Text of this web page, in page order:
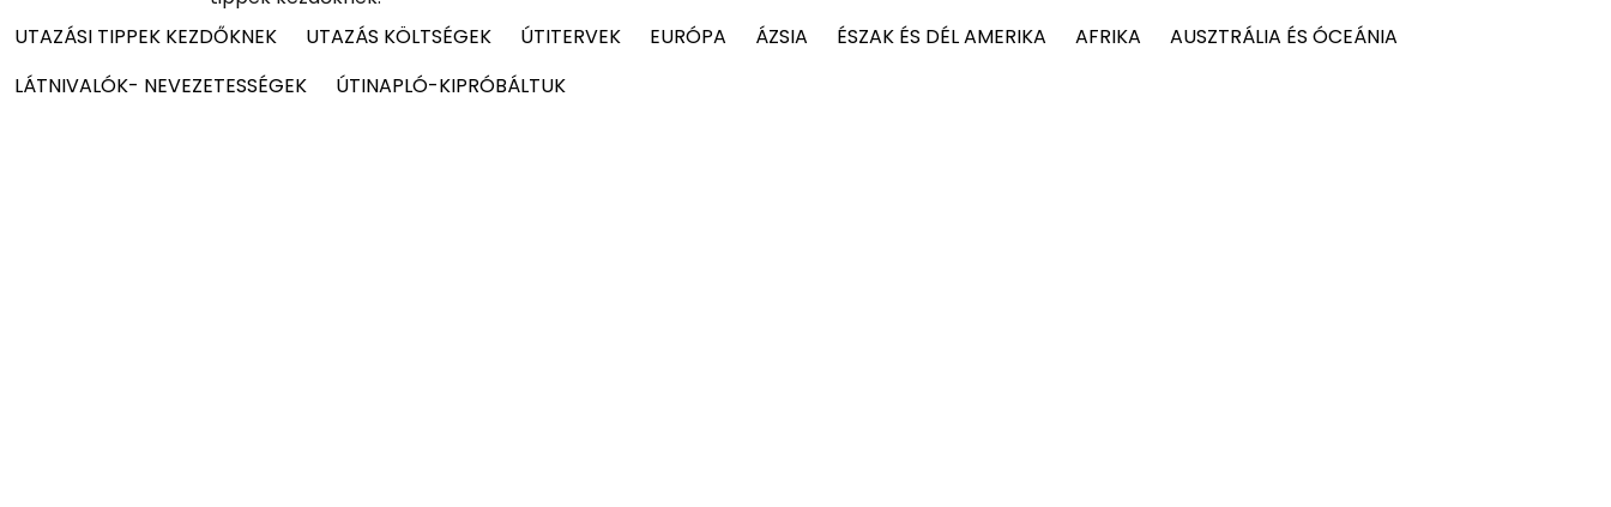
UTAZÁSI TIPPEK KEZDŐKNEK
UTAZÁS KÖLTSÉGEK ÚTITERVEK EURÓPA ÁZSIA ÉSZAK ÉS DÉL AMERIKA AFRIKA
AUSZTRÁLIA ÉS ÓCEÁNIA
LÁTNIVALÓK- NEVEZETESSÉGEK
ÚTINAPLÓ-KIPRÓBÁLTUK